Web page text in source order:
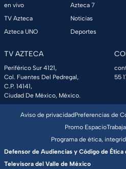
en vivo
TV Azteca
Azteca UNO
Azteca 7
Noticias
Deportes
TV AZTECA
Periférico Sur 4121,
Col. Fuentes Del Pedregal,
C.P. 14141,
Ciudad De México, México.
55
Aviso de privacidadPreferencias de
Promo Espacio
Programa de ética,
Defensor de Audiencias y Código de Ética
Televisora del Valle de México